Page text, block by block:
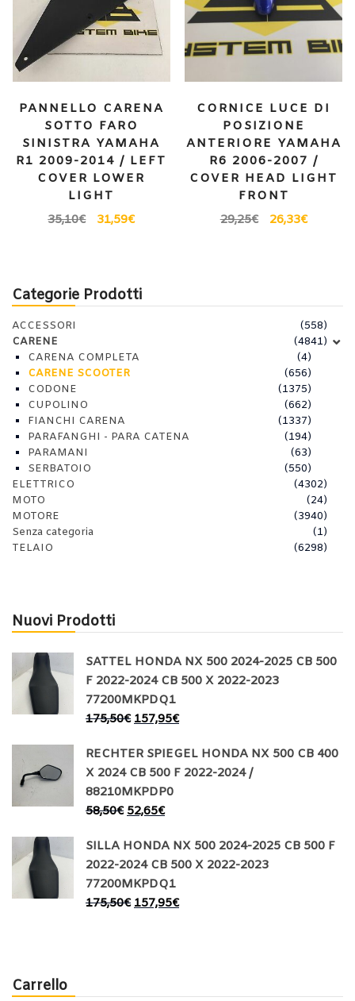
PANNELLO CARENA
SOTTO FARO
SINISTRA YAMAHA
R1 2009-2014 / LEFT
COVER LOWER
LIGHT
35,10€ 31,59€
CORNICE LUCE DI
POSIZIONE
ANTERIORE YAMAHA
R6 2006-2007 /
COVER HEAD LIGHT
FRONT
29,25€ 26,33€
Categorie Prodotti
ACCESSORI
(558)
CARENE
(4841)
CARENA COMPLETA
(4)
CARENE SCOOTER
(656)
CODONE
(1375)
CUPOLINO
(662)
FIANCHI CARENA
(1337)
PARAFANGHI - PARA CATENA
(194)
PARAMANI
(63)
SERBATOIO
(550)
ELETTRICO
(4302)
MOTO
(24)
MOTORE
(3940)
Senza categoria
(1)
TELAIO
(6298)
Nuovi Prodotti
SATTEL HONDA NX 500 2024-2025 CB 500
F 2022-2024 CB 500 X 2022-2023
77200MKPDQ1
175,50€ 157,95€
RECHTER SPIEGEL HONDA NX 500 CB 400
X 2024 CB 500 F 2022-2024 /
88210MKPDP0
58,50€ 52,65€
SILLA HONDA NX 500 2024-2025 CB 500 F
2022-2024 CB 500 X 2022-2023
77200MKPDQ1
175,50€ 157,95€
Carrello